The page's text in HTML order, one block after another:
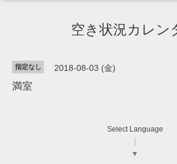
空き状況カレン
指定なし 2018-08-03 (金)
満室
Select Language
▼